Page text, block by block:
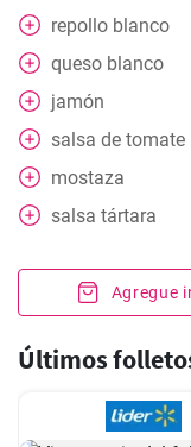
repollo blanco
queso blanco
jamón
salsa de tomate
mostaza
salsa tártara
Agregue
Últimos